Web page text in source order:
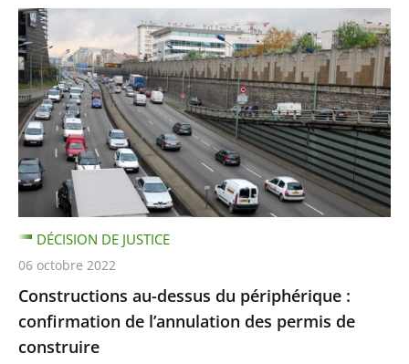
Constructions au-dessus du périphérique :
confirmation de l’annulation des permis de
construire
DÉCISION DE JUSTICE
06 octobre 2022